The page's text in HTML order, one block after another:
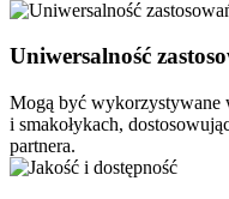
Uniwersalność
Mogą być wykorzystywane
i smakołykach,
partnera.